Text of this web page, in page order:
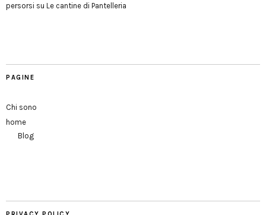
persorsi su Le cantine di Pantelleria
PAGINE
Chi sono
home
Blog